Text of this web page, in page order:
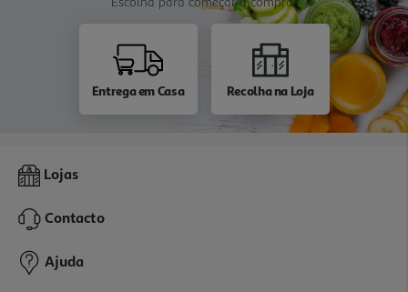
Entrega em Casa Recolha na Loja
Lojas
Contacto
Ajuda